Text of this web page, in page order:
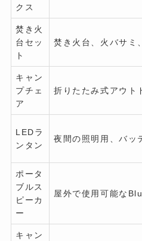
クス
焚き火
台セッ
ト
焚き火台、火バサミ
キャン
プチェ
ア
折りたたみ式アウト
LEDラ
ンタン
夜間の照明用、バッ
ポータ
ブルス
ピーカ
ー
屋外で使用可能な
キャン